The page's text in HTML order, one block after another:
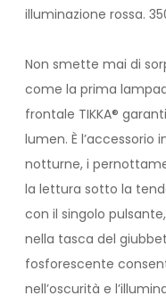
illuminazione rossa.
Non smette mai di
come la prima
frontale TIKKA®
lumen. È l’accessorio
notturne, i
la lettura sotto la
con il singolo
nella tasca del
fosforescente
nell’oscurità e